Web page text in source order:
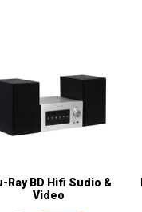
Ray BD Hifi Sudio &
Video